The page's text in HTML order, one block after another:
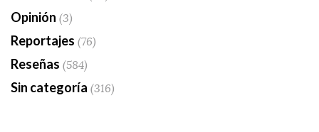
Opinión (3)
Reportajes (76)
Reseñas (584)
Sin categoría (316)